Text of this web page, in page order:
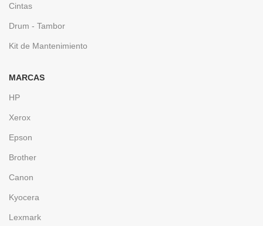
Cintas
Drum - Tambor
Kit de Mantenimiento
MARCAS
HP
Xerox
Epson
Brother
Canon
Kyocera
Lexmark